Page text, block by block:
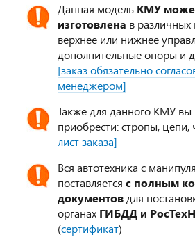
Данная модель КМУ
изготовлена в различных
верхнее или нижнее
дополнительные опоры и
[заказ обязательно
менеджером]
Также для данного КМУ
приобрести: стропы, цепи,
лист заказа]
Вся автотехника с
поставляется с полным
документов для
органах ГИБДД и
(сертификат)